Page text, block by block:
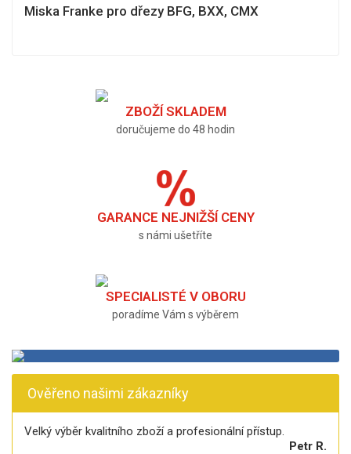
Miska Franke pro dřezy BFG, BXX, CMX
ZBOŽÍ SKLADEM
doručujeme do 48 hodin
GARANCE NEJNIŽŠÍ CENY
s námi ušetříte
SPECIALISTÉ V OBORU
poradíme Vám s výběrem
Ověřeno našimi zákazníky
Velký výběr kvalitního zboží a profesionální přístup.
Petr R.